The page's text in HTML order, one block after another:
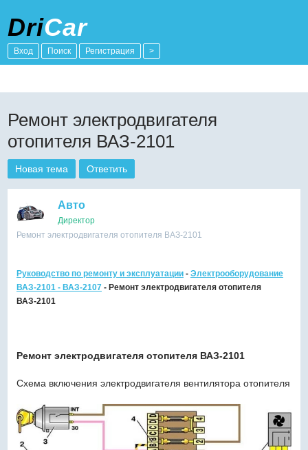
DriCar
Вход Поиск Регистрация >
Ремонт электродвигателя
отопителя ВАЗ-2101
Новая тема Ответить
Авто
Директор
Ремонт электродвигателя отопителя ВАЗ-2101
Руководство по ремонту и эксплуатации- Электрооборудование
ВАЗ-2101 - ВАЗ-2107- Ремонт электродвигателя отопителя
ВАЗ-2101
Ремонт электродвигателя отопителя ВАЗ-2101
Схема включения электродвигателя вентилятора отопителя